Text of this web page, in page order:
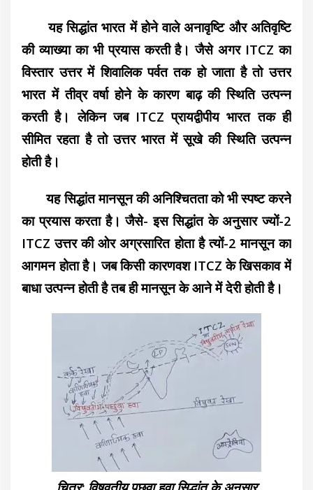
यह सिद्धांत भारत में होने वाले अनावृष्टि और अतिवृष्टि
की व्याख्या का भी प्रयास करती है। जैसे अगर ITCZ का
विस्तार उत्तर में शिवालिक पर्वत तक हो जाता है तो उत्तर
भारत में तीव्र वर्षा होने के कारण बाढ़ की स्थिति उत्पन्न
करती है। लेकिन जब ITCZ प्रायद्वीपीय भारत तक ही
सीमित रहता है तो उत्तर भारत में सूखे की स्थिति उत्पन्न
होती है।
यह सिद्धांत मानसून की अनिश्चितता को भी स्पष्ट करने
का प्रयास करता है। जैसे- इस सिद्धांत के अनुसार ज्यों-2
ITCZ उत्तर की ओर अग्रसारित होता है त्यों-2 मानसून का
आगमन होता है। जब किसी कारणवश ITCZ के खिसकाव में
बाधा उत्पन्न होती है तब ही मानसून के आने में देरी होती है।